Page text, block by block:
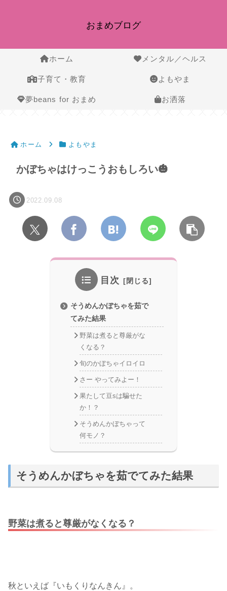
おまめブログ
ホーム メンタル／ヘルス
子育て・教育 よもやま
夢beans for おまめ お洒落
ホーム よもやま
かぼちゃはけっこうおもしろい🎃
2022.09.08
目次
そうめんかぼちゃを茹で
てみた結果
野菜は煮ると尊厳がな
くなる？
旬のかぼちゃイロイロ
さー やってみよー！
果たして豆sは騙せた
か！？
そうめんかぼちゃって
何モノ？
そうめんかぼちゃを茹でてみた結果
野菜は煮ると尊厳がなくなる？
秋といえば『いもくりなんきん』。